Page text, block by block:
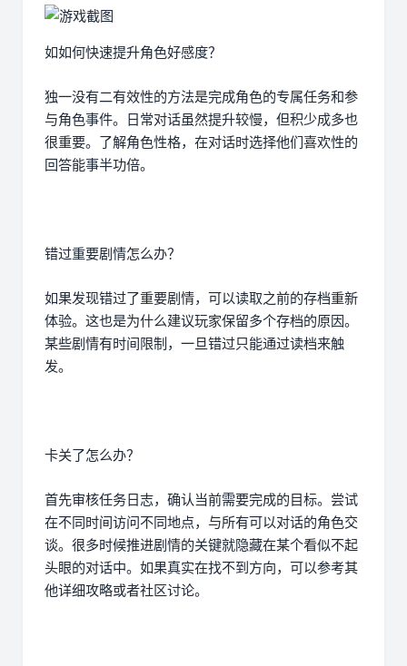
如如何快速提升角色好感度？
独一没有二有效性的方法是完成角色的专属任务和参
与角色事件。日常对话虽然提升较慢，但积少成多也
很重要。了解角色性格，在对话时选择他们喜欢性的
回答能事半功倍。
错过重要剧情怎么办？
如果发现错过了重要剧情，可以读取之前的存档重新
体验。这也是为什么建议玩家保留多个存档的原因。
某些剧情有时间限制，一旦错过只能通过读档来触
发。
卡关了怎么办？
首先审核任务日志，确认当前需要完成的目标。尝试
在不同时间访问不同地点，与所有可以对话的角色交
谈。很多时候推进剧情的关键就隐藏在某个看似不起
头眼的对话中。如果真实在找不到方向，可以参考其
他详细攻略或者社区讨论。